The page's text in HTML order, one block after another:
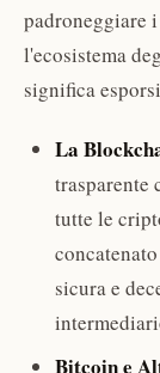
padroneggiare
l'ecosistema
significa
La
trasparente
tutte le
sicura e
Bitcoin e